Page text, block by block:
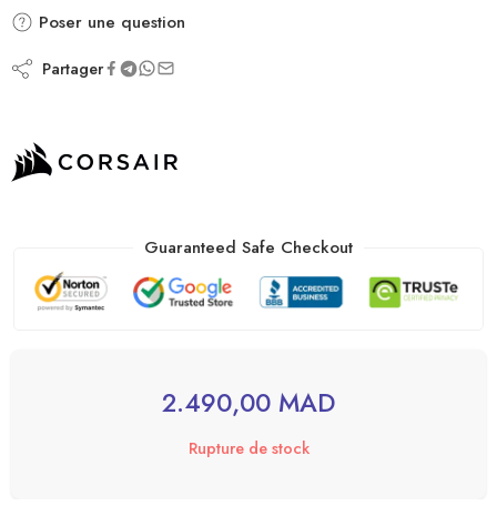
Poser une question
Partager
Guaranteed Safe Checkout
2.490,00 MAD
Rupture de stock